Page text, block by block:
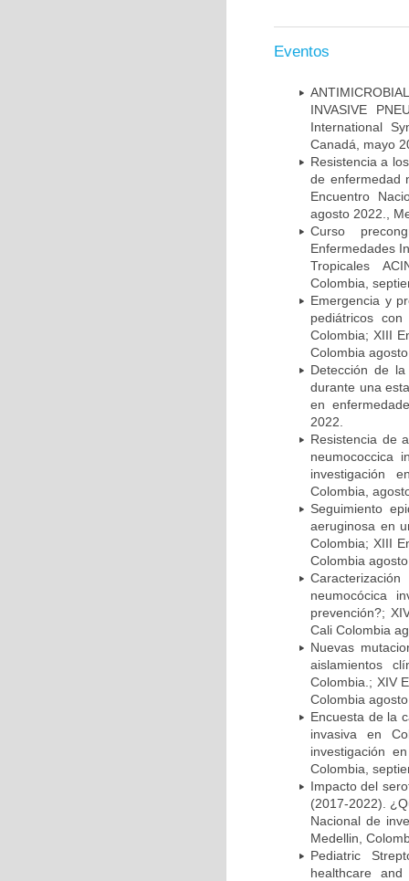
Eventos
INVASIVE
International
Canadá, mayo
Resistencia a
de enfermedad
Encuentro
agosto 2022.,
Curso
Enfermedades
Tropicales
Colombia,
Emergencia y
pediátricos
Colombia; XIII
Colombia
Detección de
durante una
en
2022.
Resistencia de
neumococcica
investigación
Colombia,
Seguimiento
aeruginosa en
Colombia; XIII
Colombia
neumocócica
prevención?;
Cali Colombia
Nuevas
aislamientos
Colombia.; XIV
Colombia
Encuesta de la
invasiva en
investigación
Colombia,
Impacto del
(2017-2022).
Nacional de
Medellin,
Pediatric
healthcare and